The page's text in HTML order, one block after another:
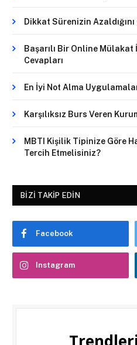
Dikkat Sürenizin
Başarılı Bir Online
Cevapları
En İyi Not Alma
Karşılıksız Burs Veren
MBTI Kişilik Tipinize Göre
Tercih Etmelisiniz?
BIZI TAKIP EDIN
Facebook
Instagram